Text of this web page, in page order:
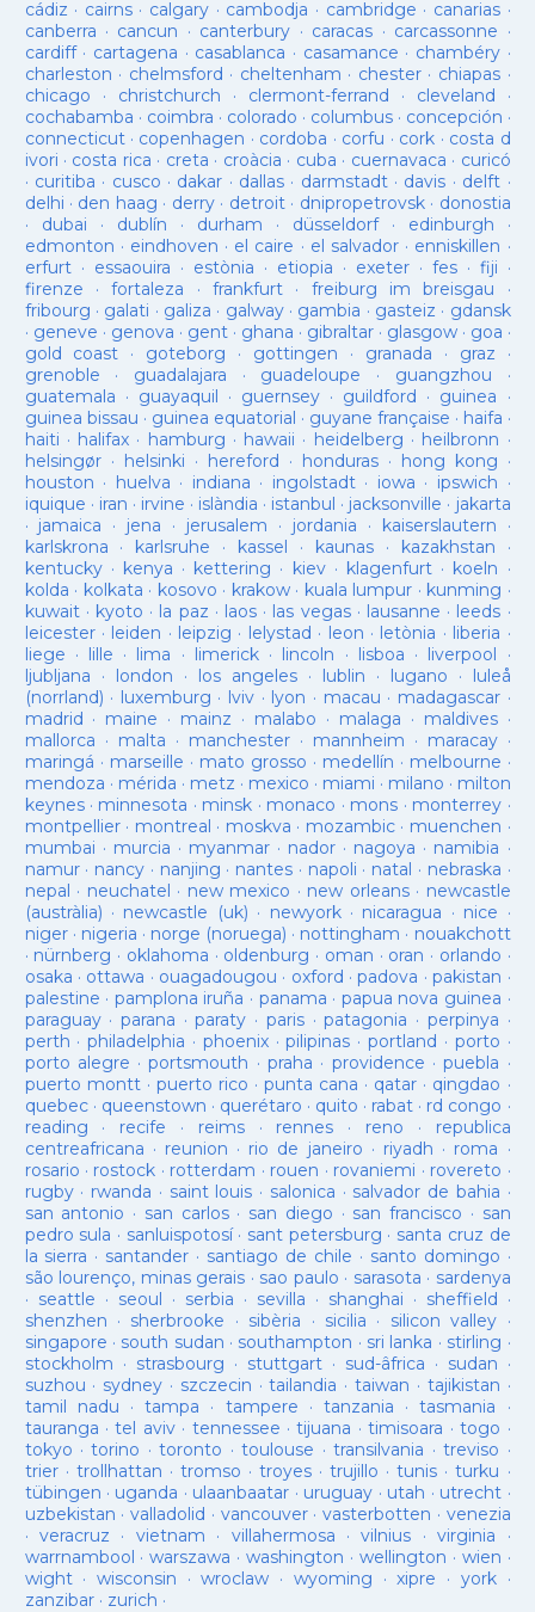
cádiz · cairns· calgary · cambodja · cambridge · canarias·
canberra · cancun · canterbury · caracas · carcassonne ·
cardiff· cartagena · casablanca · casamance · chambéry·
charleston · chelmsford · cheltenham · chester· chiapas ·
chicago · christchurch · clermont-ferrand · cleveland ·
cochabamba · coimbra · colorado · columbus· concepción ·
connecticut· copenhagen · cordoba · corfu · cork · costa d
ivori · costa rica · creta · croàcia · cuba · cuernavaca · curicó
· curitiba · cusco · dakar · dallas · darmstadt· davis · delft ·
delhi · den haag · derry· detroit· dnipropetrovsk· donostia
· dubai · dublín · durham · düsseldorf· edinburgh ·
edmonton · eindhoven · el caire · el salvador · enniskillen ·
erfurt· essaouira · estònia · etiopia · exeter· fes· fiji ·
firenze ·fortaleza · frankfurt· freiburg im breisgau ·
fribourg · galati · galiza · galway· gambia · gasteiz · gdansk
· geneve · genova · gent· ghana · gibraltar· glasgow· goa ·
gold coast · goteborg · gottingen · granada · graz ·
grenoble · guadalajara · guadeloupe · guangzhou ·
guatemala · guayaquil · guernsey· guildford · guinea ·
guinea bissau · guinea equatorial · guyane française · haifa ·
haiti · halifax · hamburg · hawaii · heidelberg · heilbronn ·
helsingør· helsinki · hereford · honduras· hong kong ·
houston · huelva · indiana · ingolstadt· iowa · ipswich ·
iquique · iran · irvine · islàndia · istanbul · jacksonville · jakarta
· jamaica · jena · jerusalem · jordania · kaiserslautern ·
karlskrona · karlsruhe · kassel · kaunas· kazakhstan ·
kentucky· kenya · kettering · kiev· klagenfurt · koeln ·
kolda · kolkata · kosovo · krakow· kuala lumpur · kunming ·
kuwait· kyoto · la paz · laos· las vegas· lausanne · leeds ·
leicester· leiden · leipzig · lelystad · leon · letònia · liberia ·
liege · lille · lima · limerick· lincoln · lisboa · liverpool ·
ljubljana · london · los angeles· lublin · lugano · luleå
(norrland) · luxemburg · lviv · lyon · macau · madagascar·
madrid · maine · mainz · malabo · malaga · maldives·
mallorca · malta · manchester· mannheim · maracay·
maringá · marseille · mato grosso · medellín · melbourne ·
mendoza · mérida · metz · mexico · miami · milano · milton
keynes· minnesota · minsk · monaco · mons · monterrey ·
montpellier· montreal · moskva · mozambic· muenchen ·
mumbai · murcia · myanmar· nador · nagoya · namibia ·
namur· nancy · nanjing · nantes · napoli · natal · nebraska ·
nepal · neuchatel · new mexico · new orleans· newcastle
(austràlia) · newcastle (uk) · newyork· nicaragua · nice ·
niger· nigeria · norge (noruega) · nottingham · nouakchott
· nürnberg · oklahoma · oldenburg · oman · oran · orlando ·
osaka · ottawa · ouagadougou · oxford ·padova ·pakistan ·
palestine · pamplona iruña · panama · papua nova guinea ·
paraguay· parana ·paraty · paris·patagonia · perpinya ·
perth ·philadelphia · phoenix·pilipinas ·portland · porto ·
porto alegre ·portsmouth ·praha · providence ·puebla ·
puerto montt· puerto rico ·punta cana · qatar · qingdao ·
quebec· queenstown · querétaro · quito · rabat · rd congo ·
reading · recife · reims· rennes · reno · republica
centreafricana · reunion · rio de janeiro · riyadh · roma ·
rosario · rostock · rotterdam · rouen · rovaniemi · rovereto ·
rugby· rwanda · saint louis · salonica · salvador de bahia ·
san antonio · san carlos· san diego · san francisco · san
pedro sula · sanluispotosí· sant petersburg · santa cruz de
la sierra · santander · santiago de chile · santo domingo ·
são lourenço, minas gerais · sao paulo · sarasota · sardenya
· seattle · seoul · serbia · sevilla · shanghai · sheffield ·
shenzhen · sherbrooke · sibèria · sicilia · silicon valley ·
singapore · south sudan · southampton · sri lanka · stirling ·
stockholm · strasbourg · stuttgart· sud-âfrica · sudan ·
suzhou · sydney · szczecin ·tailandia ·taiwan · tajikistan ·
tamil nadu ·tampa · tampere · tanzania ·tasmania ·
tauranga ·tel aviv· tennessee ·tijuana ·timisoara ·togo ·
tokyo ·torino ·toronto ·toulouse ·transilvania ·treviso ·
trier· trollhattan · tromso · troyes·trujillo ·tunis ·turku ·
tübingen · uganda · ulaanbaatar · uruguay · utah · utrecht ·
uzbekistan · valladolid · vancouver· vasterbotten · venezia
· veracruz · vietnam · villahermosa ·vilnius ·virginia ·
warrnambool ·warszawa ·washington · wellington · wien ·
wight· wisconsin ·wroclaw · wyoming ·xipre · york·
zanzibar· zurich ·